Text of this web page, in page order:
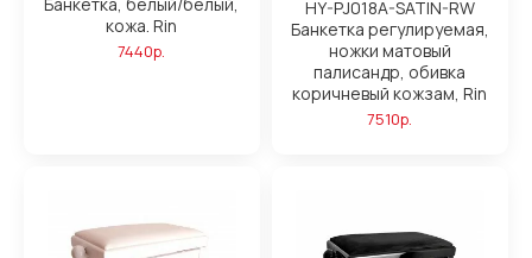
кожа. Rin
7440р.
HY-PJ018A-SATIN-RW
Банкетка регулируемая,
ножки матовый
палисандр, обивка
коричневый кожзам, Rin
7510р.